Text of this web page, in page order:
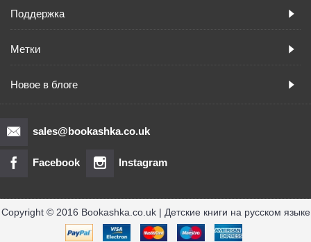
Поддержка
Метки
Новое в блоге
sales@bookashka.co.uk
Facebook Instagram
Copyright © 2016 Bookashka.co.uk | Детские книги на русском языке